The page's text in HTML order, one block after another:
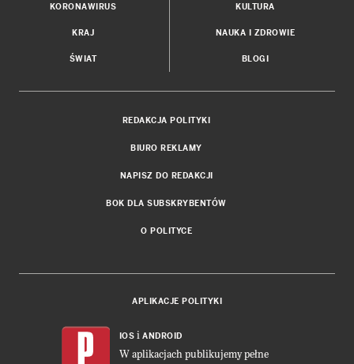
KORONAWIRUS
KRAJ
ŚWIAT
KULTURA
NAUKA I ZDROWIE
BLOGI
REDAKCJA POLITYKI
BIURO REKLAMY
NAPISZ DO REDAKCJI
BOK DLA SUBSKRYBENTÓW
O POLITYCE
APLIKACJE POLITYKI
IOS i ANDROID
W aplikacjach publikujemy pełne